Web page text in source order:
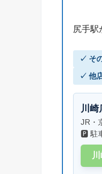
尻手駅
✓ そ
✓ 他
川崎
JR・
🅿 駐